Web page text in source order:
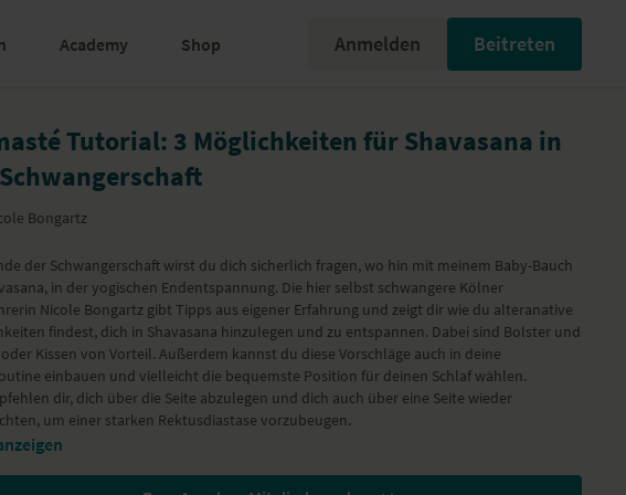
Academy Shop Anmelden Beitreten
Tutorial: 3 Möglichkeiten für Shavasana in
Bongartz
der Schwangerschaft wirst du dich sicherlich fragen, wo hin mit meinem Baby-Bauch
in der yogischen Endentspannung. Die hier selbst schwangere Kölner
Nicole Bongartz gibt Tipps aus eigener Erfahrung und zeigt dir wie du alteranative
findest, dich in Shavasana hinzulegen und zu entspannen. Dabei sind Bolster und
Kissen von Vorteil. Außerdem kannst du diese Vorschläge auch in deine
einbauen und vielleicht die bequemste Position für deinen Schlaf wählen.
dir, dich über die Seite abzulegen und dich auch über eine Seite wieder
um einer starken Rektusdiastase vorzubeugen.